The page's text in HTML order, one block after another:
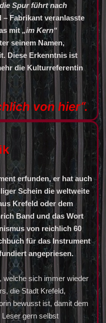
Spur führt nach
– Fabrikant veranlasste
mit„im Kern“
seinem Namen,
Diese Erkenntnis ist
die Kulturreferentin
von hier“.
erfunden, er hat auch
Schein die weltweite
Krefeld oder dem
Band und das Wort
von reichlich 60
für das Instrument
angepriesen.
welche sich immer wieder
die Stadt Krefeld,
bewusst ist, damit dem
gern selbst